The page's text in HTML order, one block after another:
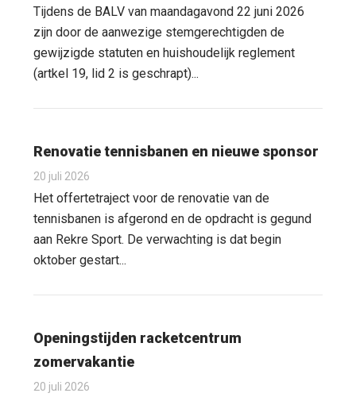
Tijdens de BALV van maandagavond 22 juni 2026
zijn door de aanwezige stemgerechtigden de
gewijzigde statuten en huishoudelijk reglement
(artkel 19, lid 2 is geschrapt)...
Renovatie tennisbanen en nieuwe sponsor
20 juli 2026
Het offertetraject voor de renovatie van de
tennisbanen is afgerond en de opdracht is gegund
aan Rekre Sport. De verwachting is dat begin
oktober gestart...
Openingstijden racketcentrum
zomervakantie
20 juli 2026